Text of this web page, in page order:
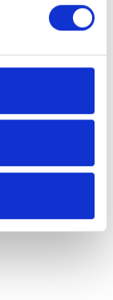
gezagen
6003
waterbodem
ATKB is hiervoor